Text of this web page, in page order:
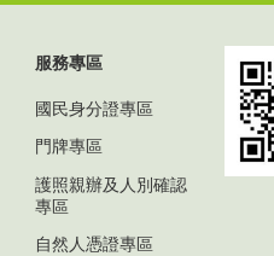
服務專區
國民身分證專區
門牌專區
護照親辦及人別確認
專區
自然人憑證專區